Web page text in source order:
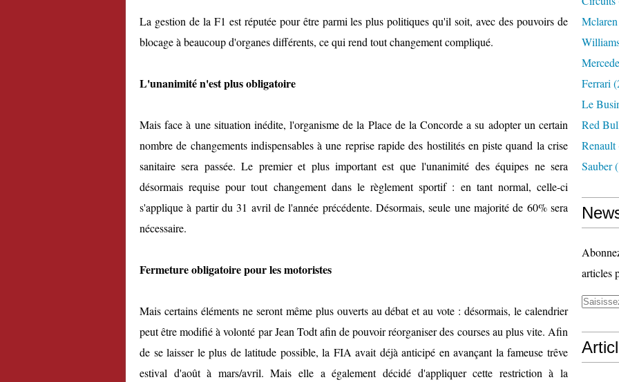
La gestion de la F1 est réputée pour être parmi les plus politiques qu'il soit, avec des pouvoirs de
blocage à beaucoup d'organes différents, ce qui rend tout changement compliqué.
L'unanimité n'est plus obligatoire
Mais face à une situation inédite, l'organisme de la Place de la Concorde a su adopter un certain
nombre de changements indispensables à une reprise rapide des hostilités en piste quand la crise
sanitaire sera passée. Le premier et plus important est que l'unanimité des équipes ne sera
désormais requise pour tout changement dans le règlement sportif : en tant normal, celle-ci
s'applique à partir du 31 avril de l'année précédente. Désormais, seule une majorité de 60% sera
nécessaire.
Fermeture obligatoire pour les motoristes
Mais certains éléments ne seront même plus ouverts au débat et au vote : désormais, le calendrier
peut être modifié à volonté par Jean Todt afin de pouvoir réorganiser des courses au plus vite. Afin
de se laisser le plus de latitude possible, la FIA avait déjà anticipé en avançant la fameuse trêve
estival d'août à mars/avril. Mais elle a également décidé d'appliquer cette restriction à la
Mclaren
Ferrari
Le
Red
Renault
Sauber
articles